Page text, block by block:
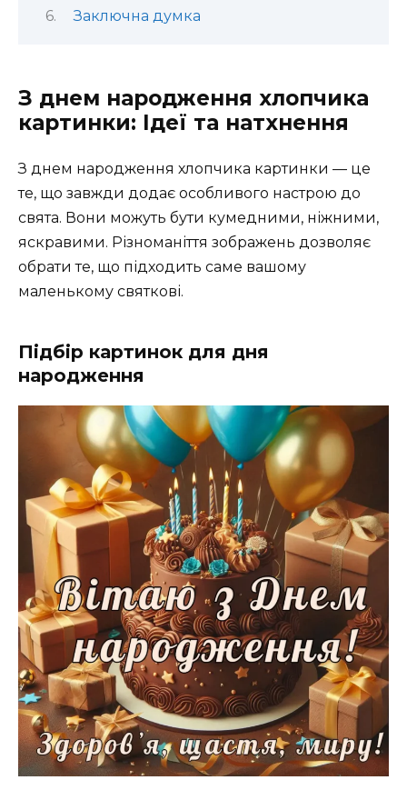
Заключна думка
З днем народження хлопчика
картинки: Ідеї та натхнення
З днем народження хлопчика картинки — це
те, що завжди додає особливого настрою до
свята. Вони можуть бути кумедними, ніжними,
яскравими. Різноманіття зображень дозволяє
обрати те, що підходить саме вашому
маленькому святкові.
Підбір картинок для дня
народження